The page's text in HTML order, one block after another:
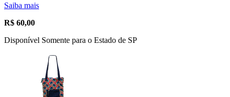
Saiba mais
R$ 60,00
Disponível Somente para o Estado de SP